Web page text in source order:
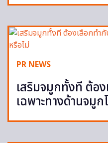
PR NEWS
เสริมจมูกทั้งที ต้อ
เฉพาะทางด้านจมู